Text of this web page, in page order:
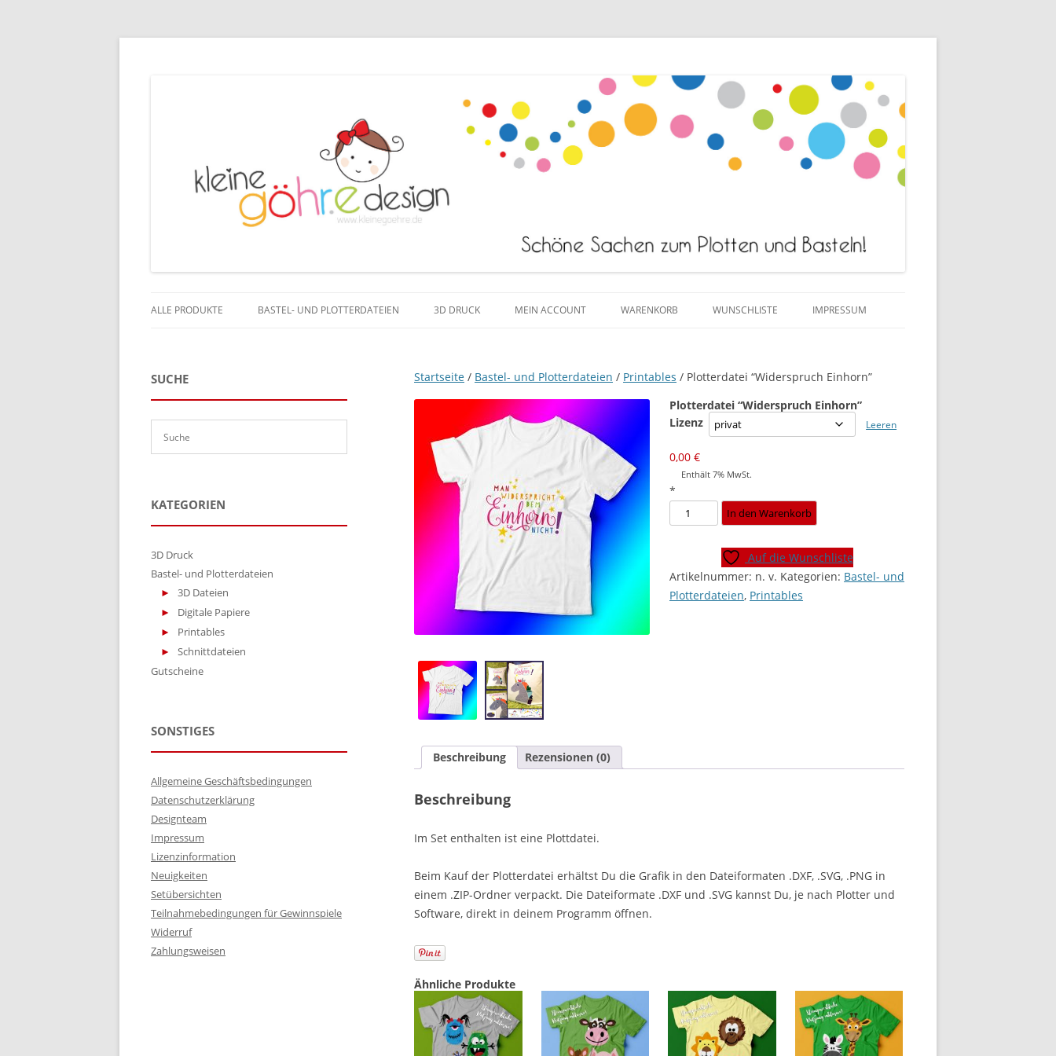
ALLE PRODUKTE BASTEL- UND PLOTTERDATEIEN 3D DRUCK MEIN ACCOUNT WARENKORB WUNSCHLISTE IMPRESSUM
Startseite / Bastel- und Plotterdateien / Printables / Plotterdatei “Widerspruch Einhorn”
Plotterdatei “Widerspruch Einhorn”
Lizenz
Leeren
0,00€
Enthält 7% MwSt.
*
Plotterdatei
"Widerspruch
Menge
In den Warenkorb
Auf die Wunschliste
Artikelnummer: n. v. Kategorien: Bastel- und
Plotterdateien, Printables
Beschreibung Rezensionen (0)
Beschreibung
Im Set enthalten ist eine Plottdatei.
Beim Kauf der Plotterdatei erhältst Du die Grafik in den Dateiformaten .DXF, .SVG, .PNG in
einem .ZIP-Ordner verpackt. Die Dateiformate .DXF und .SVG kannst Du, je nach Plotter und
Software, direkt in deinem Programm öffnen.
Ähnliche Produkte
SUCHE
KATEGORIEN
3D Druck
Bastel- und Plotterdateien
3D Dateien
Digitale Papiere
Printables
Schnittdateien
Gutscheine
SONSTIGES
Allgemeine Geschäftsbedingungen
Datenschutzerklärung
Designteam
Impressum
Lizenzinformation
Neuigkeiten
Setübersichten
Teilnahmebedingungen für Gewinnspiele
Widerruf
Zahlungsweisen